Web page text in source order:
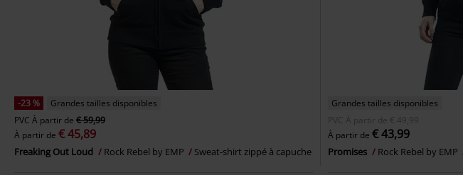
-23 %
Grandes tailles disponibles
PVC À partir de € 59,99
À partir de € 45,89
Freaking Out Loud Rock Rebel by EMP Sweat-shirt zippé à capuche
Grandes tailles disponibles
PVC
À partir de € 49,99
À partir de€ 43,99
Promises Rock Rebel by EMP